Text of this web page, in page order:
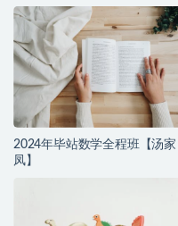
2024年毕站数学全程班【汤家
凤】